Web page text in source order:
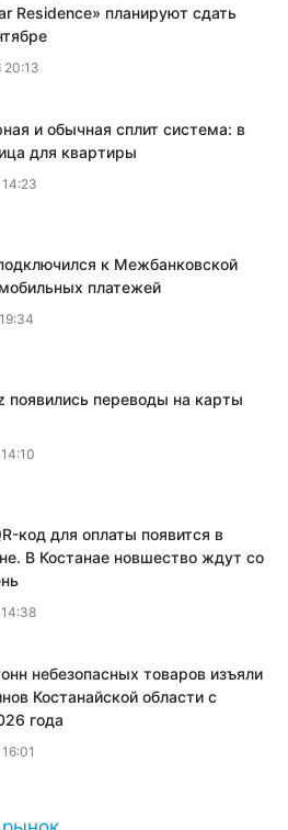
Residence» планируют сдать
20:13
и обычная сплит система: в
для квартиры
к Межбанковской
платежей
появились переводы на карты
код для оплаты появится в
В Костанае новшество ждут со
небезопасных товаров изъяли
Костанайской области с
года